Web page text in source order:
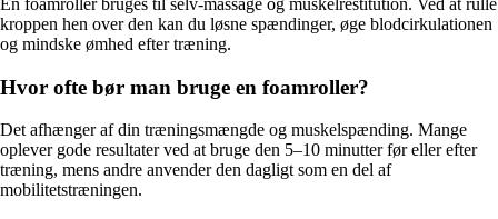
kroppen hen over den kan du løsne spændinger, øge blodcirkulationen
og mindske ømhed efter træning.
Hvor ofte bør man bruge en foamroller?
Det afhænger af din træningsmængde og muskelspænding. Mange
oplever gode resultater ved at bruge den 5–10 minutter før eller efter
træning, mens andre anvender den dagligt som en del af
mobilitetstræningen.